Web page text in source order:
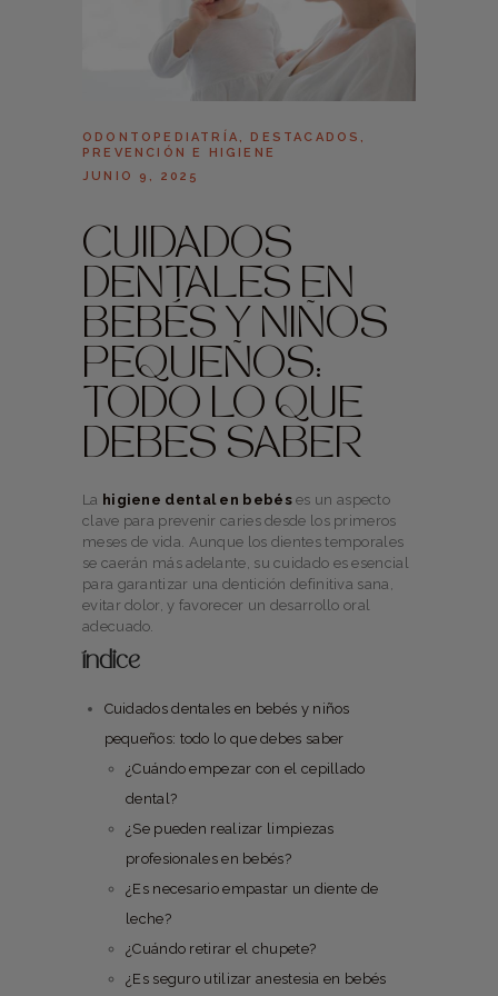
ODONTOPEDIATRÍA DESTACADOS
PREVENCIÓN E HIGIENE
JUNIO 9, 2025
CUIDADOS
DENTALES EN
BEBÉS Y NIÑOS
PEQUEÑOS:
TODO LO QUE
DEBES SABER
La higiene dental en bebéses un aspecto
clave para prevenir caries desde los primeros
meses de vida. Aunque los dientes temporales
se caerán más adelante, su cuidado es esencial
para garantizar una dentición definitiva sana,
evitar dolor, y favorecer un desarrollo oral
adecuado.
índice
Cuidados dentales en bebés y niños
pequeños: todo lo que debes saber
¿Cuándo empezar con el cepillado
dental?
¿Se pueden realizar limpiezas
profesionales en bebés?
¿Es necesario empastar un diente de
leche?
¿Cuándo retirar el chupete?
¿Es seguro utilizar anestesia en bebés